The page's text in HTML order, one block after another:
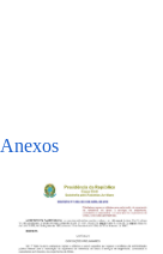
Anexos